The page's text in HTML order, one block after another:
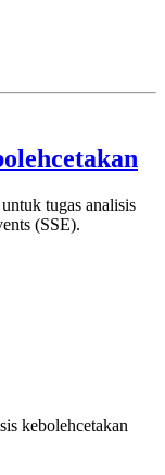
tugas analisis
(SSE).
kebolehcetakan